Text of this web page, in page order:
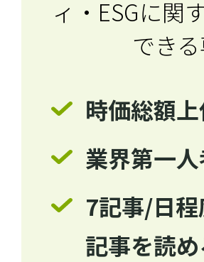
ィ・ESGに関
でき
時価総額
業界第一
7記事/日
記事を読め